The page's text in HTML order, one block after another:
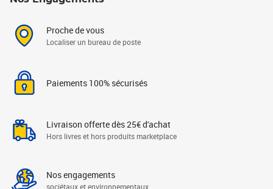
Proche de vous
Localiser un bureau de poste
Paiements 100% sécurisés
Livraison offerte dès 25€ d'achat
Hors livres et hors produits marketplace
Nos engagements
sociétaux et environnementaux